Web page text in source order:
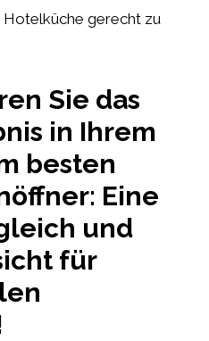
gerecht zu
Sie das
in Ihrem
besten
Eine
und
für